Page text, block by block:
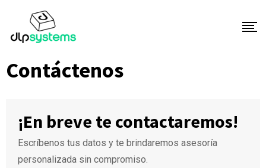
Contáctenos
¡En breve te contactaremos!
Escríbenos tus datos y te brindaremos asesoría
personalizada sin compromiso.